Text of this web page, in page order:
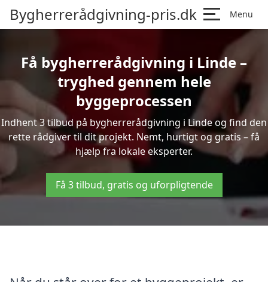
Bygherrerådgivning-pris.dk Menu
Få bygherrerådgivning i Linde –
tryghed gennem hele
byggeprocessen
Indhent 3 tilbud på bygherrerådgivning i Linde og find den
rette rådgiver til dit projekt. Nemt, hurtigt og gratis – få
hjælp fra lokale eksperter.
Få 3 tilbud, gratis og uforpligtende